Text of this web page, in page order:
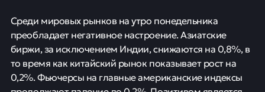
Среди мировых рынков на утро понедельника
преобладает негативное настроение. Азиатские
биржи, за исключением Индии, снижаются на 0,8%, в
то время как китайский рынок показывает рост на
0,2%. Фьючерсы на главные американские индексы